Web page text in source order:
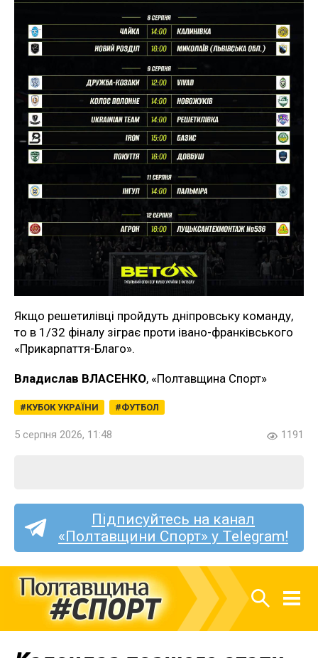
Якщо решетилівці пройдуть дніпровську команду,
то в 1/32 фіналу зіграє проти івано-франківського
«Прикарпаття-Благо».
Владислав ВЛАСЕНКО, «Полтавщина Спорт»
КУБОК УКРАЇНИ ФУТБОЛ
5 серпня 2026, 11:48 1191
Підписуйтесь на канал
«Полтавщини Спорт» у Telegram!